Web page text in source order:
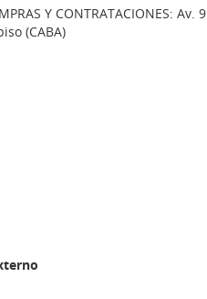
Y CONTRATACIONES: Av. 9
(CABA)